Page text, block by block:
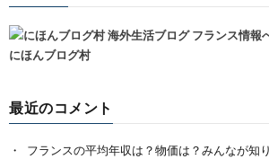
にほんブログ村
最近のコメント
フランスの平均年収は？物価は？みんなが知